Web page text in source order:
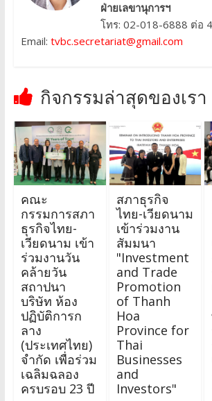
ฝ่ายเลขานุการฯ
โทร: 02-018-6888 ต่อ
Email: tvbc.secretariat@gmail.com
กิจกรรมล่าสุดของเรา
คณะ
กรรมการสภา
ธุรกิจไทย-
เวียดนาม เข้า
ร่วมงานวัน
คล้ายวัน
สถาปนา
บริษัท ห้อง
ปฏิบัติการก
ลาง
(ประเทศไทย)
จำกัด เพื่อร่วม
เฉลิมฉลอง
ครบรอบ 23 ปี
สภาธุรกิจ
ไทย-เวียดนาม
เข้าร่วมงาน
สัมมนา
"Investment
and Trade
Promotion
of Thanh
Hoa
Province for
Thai
Businesses
and
Investors"